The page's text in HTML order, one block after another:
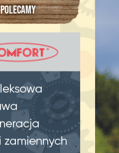
POLECAMY